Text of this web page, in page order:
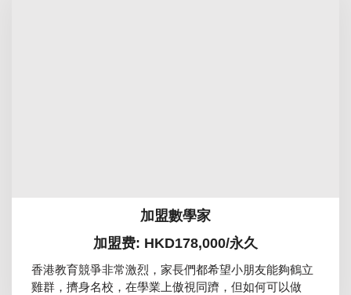
加盟數學家
加盟费: HKD178,000/永久
香港教育競爭非常激烈，家長們都希望小朋友能夠鶴立
雞群，擠身名校，在學業上傲視同躋，但如何可以做